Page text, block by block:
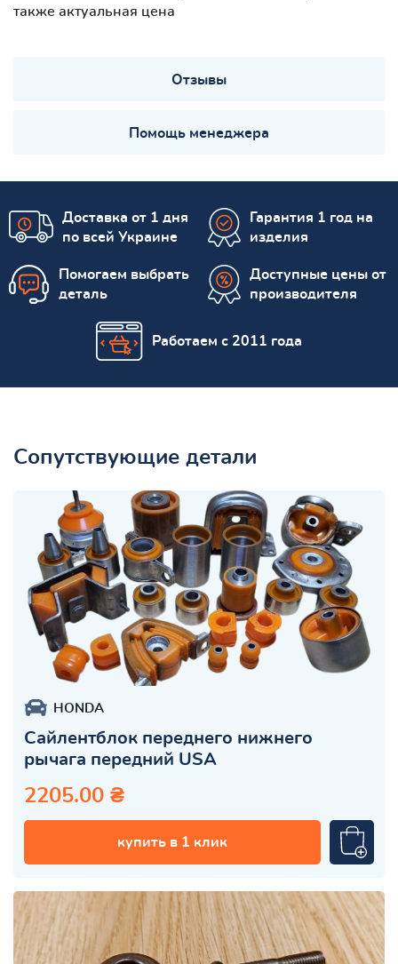
также актуальная цена
Отзывы
Помощь менеджера
Доставка от 1 дня
по всей Украине
Гарантия 1 год на
изделия
Помогаем выбрать
деталь
Доступные цены от
производителя
Работаем с 2011 года
Сопутствующие детали
HONDA
Сайлентблок переднего нижнего
рычага передний USA
2205.00 ₴
купить в 1 клик